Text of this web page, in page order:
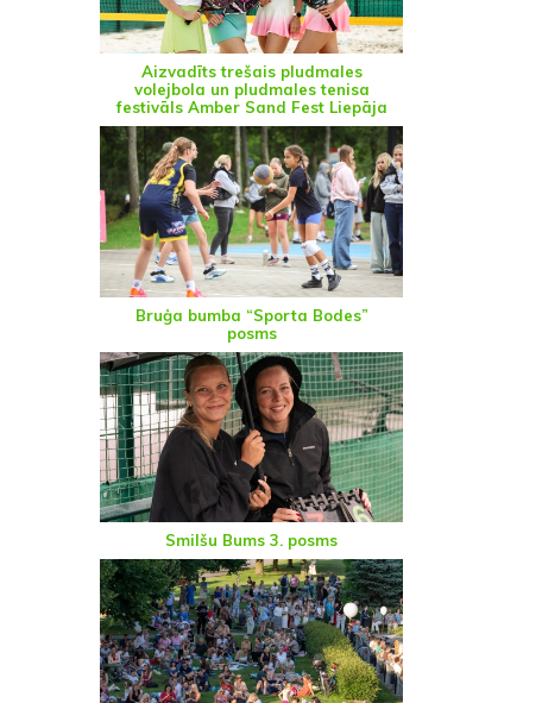
Aizvadīts trešais pludmales
volejbola un pludmales tenisa
festivāls Amber Sand Fest Liepāja
Bruģa bumba “Sporta Bodes”
posms
Smilšu Bums 3. posms